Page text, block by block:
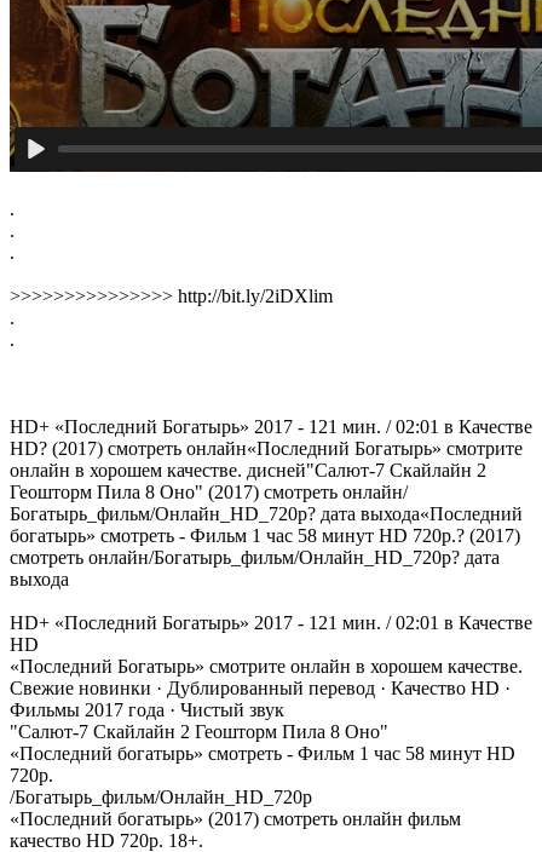
.
.
.
>>>>>>>>>>>>>>> http://bit.ly/2iDXlim
.
.
HD+ «Последний Богатырь» 2017 - 121 мин. / 02:01 в Качестве
HD? (2017) смотреть онлайн«Последний Богатырь» смотрите
онлайн в хорошем качестве. дисней"Салют-7 Скайлайн 2
Геошторм Пила 8 Оно" (2017) смотреть онлайн/
Богатырь_фильм/Онлайн_HD_720p? дата выхода«Последний
богатырь» смотреть - Фильм 1 час 58 минут HD 720p.? (2017)
смотреть онлайн/Богатырь_фильм/Онлайн_HD_720p? дата
выхода
HD+ «Последний Богатырь» 2017 - 121 мин. / 02:01 в Качестве
HD‎
«Последний Богатырь» смотрите онлайн в хорошем качестве.
Свежие новинки · Дублированный перевод · Качество HD ·
Фильмы 2017 года · Чистый звук
"Салют-7 Скайлайн 2 Геошторм Пила 8 Оно"
«Последний богатырь» смотреть - Фильм 1 час 58 минут HD
720p.‎
/Богатырь_фильм/Онлайн_HD_720p‎
«Последний богатырь» (2017) смотреть онлайн фильм
качество HD 720p. 18+.